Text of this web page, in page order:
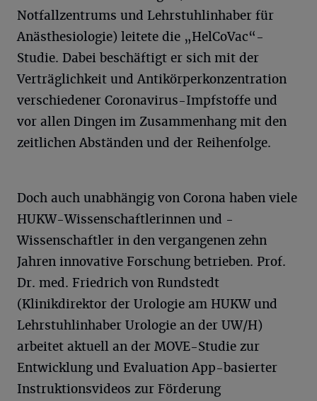
Notfallzentrums und Lehrstuhlinhaber für
Anästhesiologie) leitete die „HelCoVac“-
Studie. Dabei beschäftigt er sich mit der
Verträglichkeit und Antikörperkonzentration
verschiedener Coronavirus-Impfstoffe und
vor allen Dingen im Zusammenhang mit den
zeitlichen Abständen und der Reihenfolge.
Doch auch unabhängig von Corona haben viele
HUKW-Wissenschaftlerinnen und -
Wissenschaftler in den vergangenen zehn
Jahren innovative Forschung betrieben. Prof.
Dr. med. Friedrich von Rundstedt
(Klinikdirektor der Urologie am HUKW und
Lehrstuhlinhaber Urologie an der UW/H)
arbeitet aktuell an der MOVE-Studie zur
Entwicklung und Evaluation App-basierter
Instruktionsvideos zur Förderung